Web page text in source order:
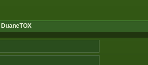
DuaneTOX